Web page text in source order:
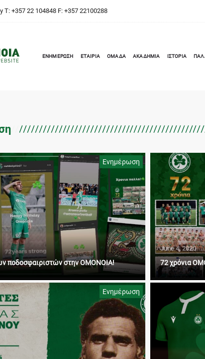
T: +357 22 104848 F: +357 22100288
ΕΝΗΜΕΡΩΣΗ ΕΤΑΙΡΙΑ ΟΜΑΔΑ ΑΚΑΔΗΜΙΑ ΙΣΤΟΡΙΑ
Ενημέρωση
ποδοσφαιριστών στην ΟΜΟΝΟΙΑ!
June 4, 2020
72 χρόνια
Ενημέρωση